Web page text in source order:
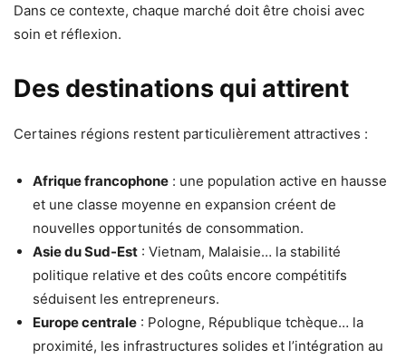
Dans ce contexte, chaque marché doit être choisi avec
soin et réflexion.
Des destinations qui attirent
Certaines régions restent particulièrement attractives :
Afrique francophone : une population active en hausse
et une classe moyenne en expansion créent de
nouvelles opportunités de consommation.
Asie du Sud-Est : Vietnam, Malaisie… la stabilité
politique relative et des coûts encore compétitifs
séduisent les entrepreneurs.
Europe centrale : Pologne, République tchèque… la
proximité, les infrastructures solides et l’intégration au